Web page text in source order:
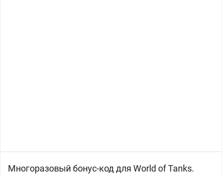
Многоразовый бонус-код для World of Tanks.